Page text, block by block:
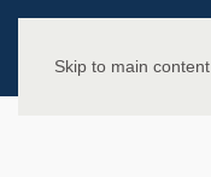
Skip to main content